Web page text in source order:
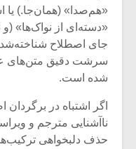
«‌هم‌صدا» (همان‌جا.) یا
«دسته‌ای از نواک‌ها» (و
سرشت دقیق متن‌های
شده است.
اگر اشتباه در
ناآشنایی مترجم و
حذف دلبخواهی